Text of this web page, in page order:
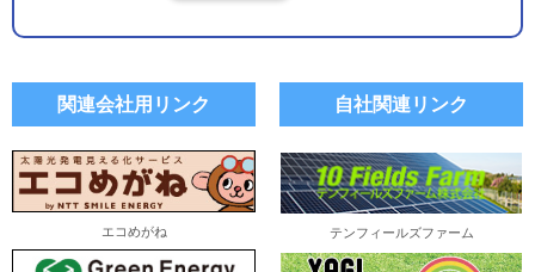
関連会社用リンク
エコめがね
自社関連リンク
テンフィールズファーム